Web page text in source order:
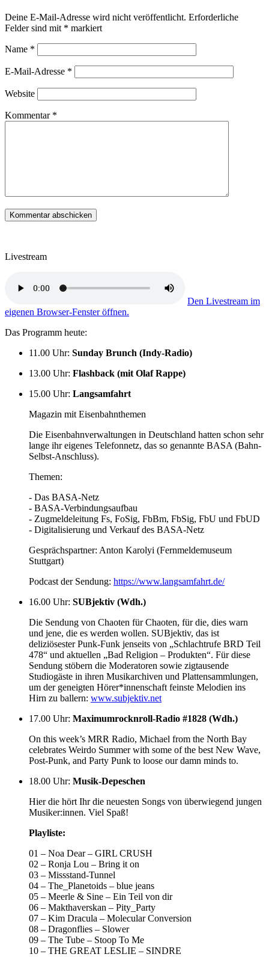
Deine E-Mail-Adresse wird nicht veröffentlicht. Erforderliche
Felder sind mit * markiert
Name *
E-Mail-Adresse *
Website
Kommentar *
Livestream
Den Livestream im
eigenen Browser-Fenster öffnen.
Das Programm heute:
11.00 Uhr: Sunday Brunch (Indy-Radio)
13.00 Uhr: Flashback (mit Olaf Rappe)
15.00 Uhr: Langsamfahrt
Magazin mit Eisenbahnthemen
Die Eisenbahnverwaltungen in Deutschland hatten schon sehr
lange ihr eigenes Telefonnetz, das so genannte BASA (Bahn-
Selbst-Anschluss).
Themen:
- Das BASA-Netz
- BASA-Verbindungsaufbau
- Zugmeldeleitung Fs, FoSig, FbBm, FbSig, FbU und FbUD
- Digitalisierung und Verkauf des BASA-Netz
Gesprächspartner: Anton Karolyi (Fernmeldemuseum
Stuttgart)
Podcast der Sendung: https://www.langsamfahrt.de/
16.00 Uhr: SUBjektiv (Wdh.)
Die Sendung von Chaoten für Chaoten, für die, dies warn
und jene, die es werden wollen. SUBjektiv, das ist
deliziösester Punk-Funk jenseits von „Schlachtrufe BRD Teil
478“ und aktuellen „Bad Religion – Produkten“. Für diese
Sendung stöbern die Moderatoren sowie zigtausende
Studiogäste in ihren Musikarchiven und Plattensammlungen,
um der geneigten Hörer*innenschaft feinste Melodien ins
Hirn zu ballern: www.subjektiv.net
17.00 Uhr: Maximumrocknroll-Radio #1828 (Wdh.)
On this week’s MRR Radio, Michael from the North Bay
celebrates Weirdo Summer with some of the best New Wave,
Post-Punk, and Party Punk to loose our damn minds to.
18.00 Uhr: Musik-Depeschen
Hier die hört Ihr die neuesten Songs von überwiegend jungen
Musiker:innen. Viel Spaß!
Playliste:
01 – Noa Dear – GIRL CRUSH
02 – Ronja Lou – Bring it on
03 – Missstand-Tunnel
04 – The_Planetoids – blue jeans
05 – Meerle & Sine – Ein Teil von dir
06 – Makthaverskan – Pity_Party
07 – Kim Dracula – Molecular Conversion
08 – Dragonflies – Slower
09 – The Tube – Stoop To Me
10 – THE GREAT LESLIE – SINDRE